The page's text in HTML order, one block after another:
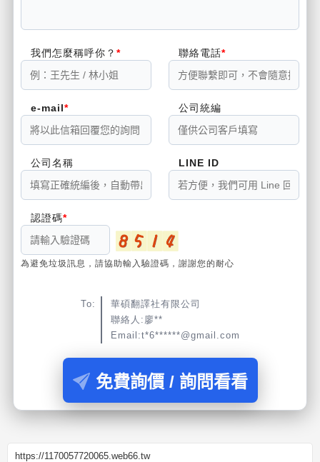
我們怎麼稱呼你？ 聯絡電話
e-mail 公司統編
公司名稱 LINE ID
認證碼
為避免垃圾訊息，請協助輸入驗證碼，謝謝您的耐心
To:
華碩翻譯社有限公司
聯絡人:廖**
Email:t*6******@gmail.com
免費詢價 / 詢問看看
https://1170057720065.web66.tw